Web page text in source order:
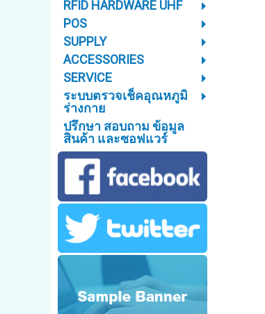
RFID HARDWARE UHF
POS
SUPPLY
ACCESSORIES
SERVICE
ระบบตรวจเช็คอุณหภูมิ
ร่างกาย
ปรึกษา สอบถาม ข้อมูล
สินค้า และซอฟแวร์